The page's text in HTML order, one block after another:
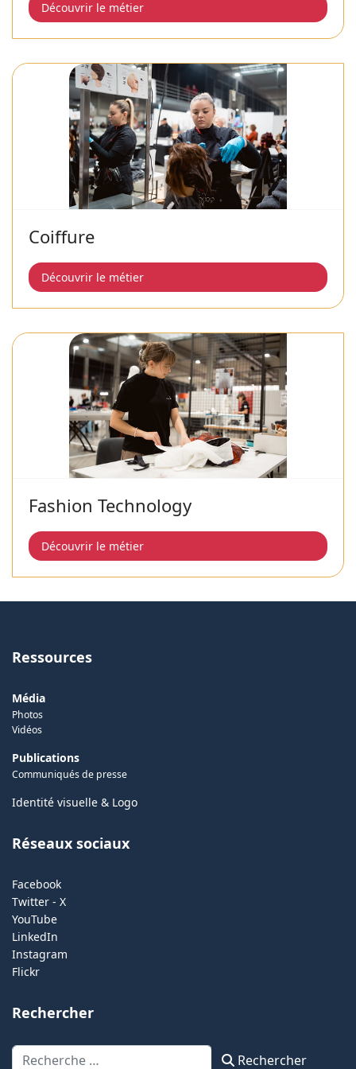
Découvrir le métier
Coiffure
Découvrir le métier
Fashion Technology
Découvrir le métier
Ressources
Média
Photos
Vidéos
Publications
Communiqués de presse
Identité visuelle & Logo
Réseaux sociaux
Facebook
Twitter - X
YouTube
LinkedIn
Instagram
Flickr
Rechercher
Rechercher Rechercher